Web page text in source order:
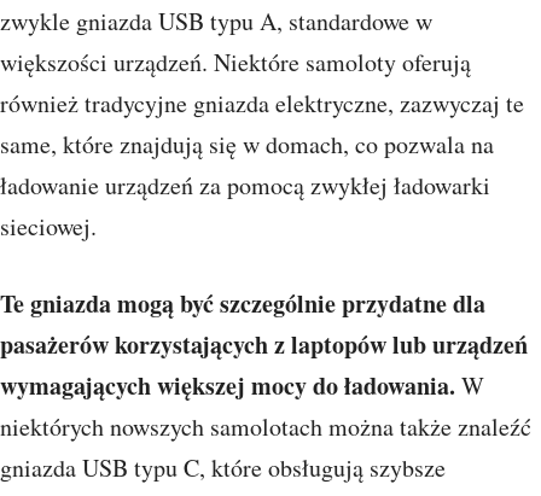
zwykle gniazda USB typu A, standardowe w
większości urządzeń. Niektóre samoloty oferują
również tradycyjne gniazda elektryczne, zazwyczaj te
same, które znajdują się w domach, co pozwala na
ładowanie urządzeń za pomocą zwykłej ładowarki
sieciowej.
Te gniazda mogą być szczególnie przydatne dla
pasażerów korzystających z laptopów lub urządzeń
wymagających większej mocy do ładowania. W
niektórych nowszych samolotach można także znaleźć
gniazda USB typu C, które obsługują szybsze